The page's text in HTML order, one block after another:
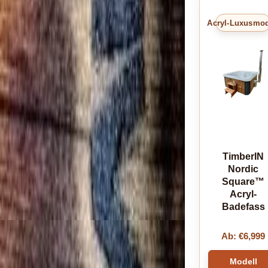
Acryl-
TimberIN
Nordic
Square™
Acryl-
Badefass
Ab:€6,999
Modell